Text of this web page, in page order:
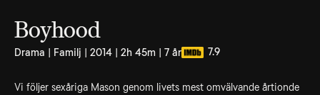
Boyhood
Drama | Familj | 2014 | 2h 45m | 7 år 7.9
Vi följer sexåriga Mason genom livets mest omvälvande årtionde